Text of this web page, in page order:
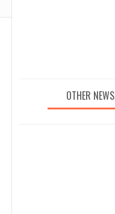
OTHER NEWS